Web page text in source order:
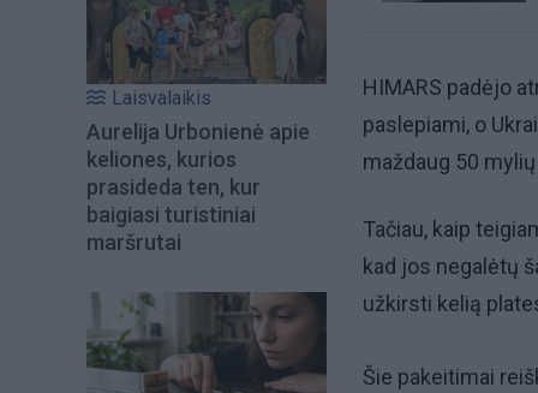
Laisvalaikis
Aurelija Urbonienė apie
keliones, kurios
prasideda ten, kur
baigiasi turistiniai
maršrutai
HIMARS padėjo
paslepiami, o
maždaug 50
Tačiau, kaip
kad jos negalėtų
užkirsti kelią
Šie pakeitimai